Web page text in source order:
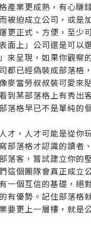
產業更成熟，有心賺
被迫成立公司，或是
更正式、方便，至少
面上」公司還是可以
來呈現，如果你觀察
都已經偽裝成部落格
麥當勞叔叔裝可愛來
到某部落格上有秀出
落格早已不是單純的
才，人才可能是從你
部落格才認識的讀者
落客，嘗試建立你的
這個團隊會真正成立
一個互信的基礎，絕
有優勢。記住部落格
要更上一層樓，就是